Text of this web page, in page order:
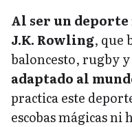
Al ser un
J.K. Rowling, que
baloncesto, rugby
adaptado al
practica este
escobas mágicas ni